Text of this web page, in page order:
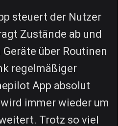
steuert der Nutzer
Zustände ab und
über Routinen
regelmäßiger
App absolut
immer wieder um
Trotz so viel